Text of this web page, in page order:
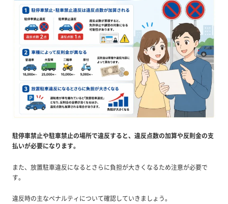
駐停車禁止や駐車禁止の場所で違反すると、違反点数の加算や反則金の支
払いが必要になります。
また、放置駐車違反になるとさらに負担が大きくなるため注意が必要で
す。
違反時の主なペナルティについて確認していきましょう。